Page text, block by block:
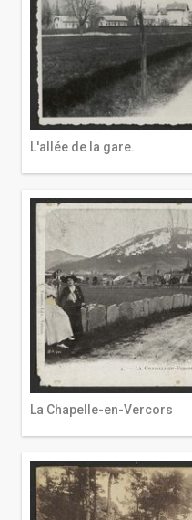
L'allée de la gare.
La Chapelle-en-Vercors